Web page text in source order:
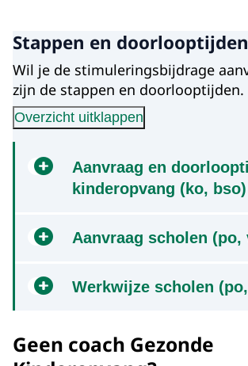
Stappen en doorlooptijden
Wil je de stimuleringsbijdrage
zijn de stappen en doorlooptijden.
Overzicht uitklappen
Aanvraag en doorlooptijden
kinderopvang (ko, bso)
Aanvraag scholen (po,
2026-2027 (ronde 9) is
klassen gezamenlijk tot
aanvragen. Een school met
Werkwijze scholen
Registreer jouw
Geen coach Gezonde